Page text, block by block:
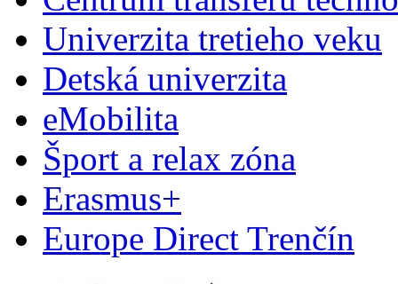
Univerzita tretieho veku
Detská univerzita
eMobilita
Šport a relax zóna
Erasmus+
Europe Direct Trenčín